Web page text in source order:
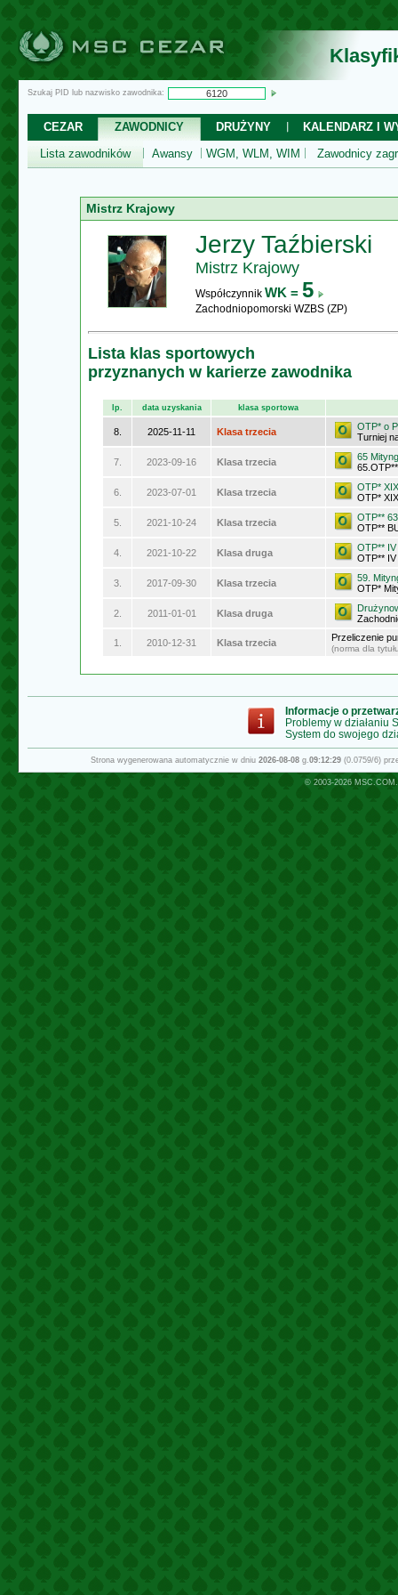
Szukaj PID lub nazwisko zawodnika:
CEZAR ZAWODNICY DRUŻYNY
KALENDARZ I
Lista zawodników
Awansy WGM, WLM, WIM Zawodnicy
Mistrz Krajowy
Jerzy Taźbierski
Mistrz Krajowy
Współczynnik WK = 5
Zachodniopomorski WZBS (ZP)
Lista klas sportowych
przyznanych w karierze zawodnika
lp. data uzyskania klasa sportowa
8. 2025-11-11 Klasa trzecia
OTP* o
Turniej
7. 2023-09-16 Klasa trzecia
65
6. 2023-07-01 Klasa trzecia
OTP*
OTP*
5. 2021-10-24 Klasa trzecia
OTP**
OTP**
4. 2021-10-22 Klasa druga
OTP**
OTP** IV
3. 2017-09-30 Klasa trzecia
59.
OTP*
2. 2011-01-01 Klasa druga
1. 2010-12-31 Klasa trzecia Przeliczenie
(norma dla
Informacje o
Problemy w działaniu
System do swojego
Strona wygenerowana automatycznie w dniu 2026-08-08g.09:12:29(0.0759/6)
© 2003-2026